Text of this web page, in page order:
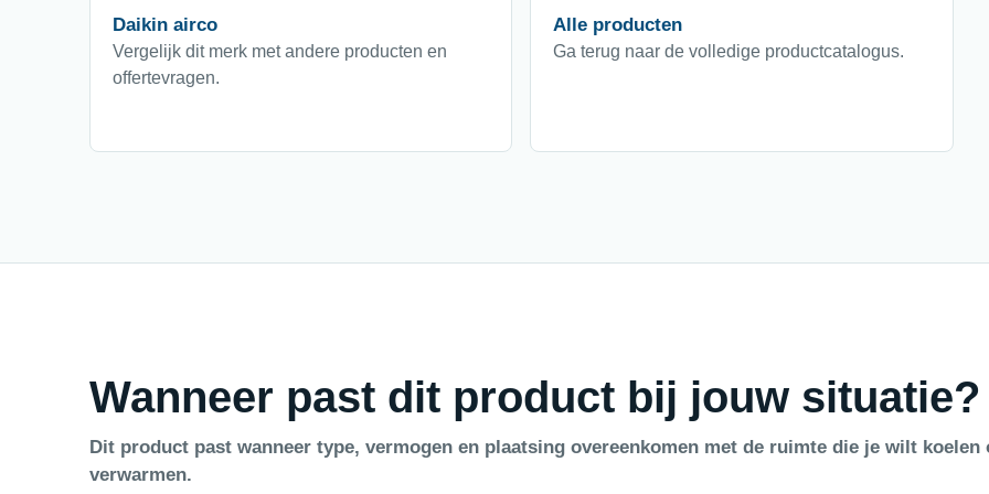
Daikin airco
Vergelijk dit merk met andere producten en
offertevragen.
Alle producten
Ga terug naar de volledige productcatalogus.
Wanneer past dit product bij jouw situatie?
Dit product past wanneer type, vermogen en plaatsing overeenkomen met de ruimte die je wilt koelen
verwarmen.